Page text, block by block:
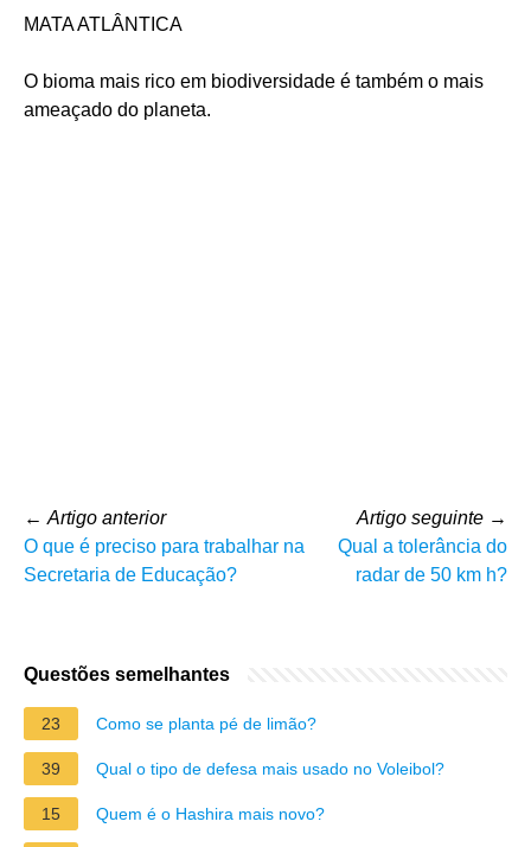
MATA ATLÂNTICA
O bioma mais rico em biodiversidade é também o mais
ameaçado do planeta.
← Artigo anterior
O que é preciso para trabalhar na
Secretaria de Educação?
Artigo seguinte →
Qual a tolerância do
radar de 50 km h?
Questões semelhantes
23 Como se planta pé de limão?
39 Qual o tipo de defesa mais usado no Voleibol?
15 Quem é o Hashira mais novo?